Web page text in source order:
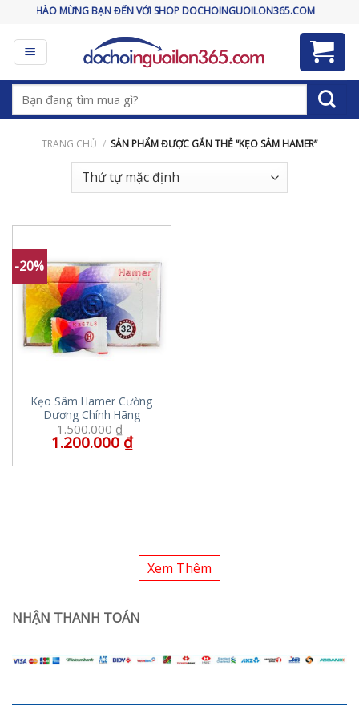
content
CHÀO MỪNG BẠN ĐẾN VỚI SHOP DOCHOINGUOILON365.COM
Tìm
kiếm:
TRANG CHỦ / SẢN PHẨM ĐƯỢC GẮN THẺ “KẸO SÂM HAMER”
-20%
Kẹo Sâm Hamer Cường
Dương Chính Hãng
1.500.000₫
1.200.000₫
Xem Thêm
NHẬN THANH TOÁN